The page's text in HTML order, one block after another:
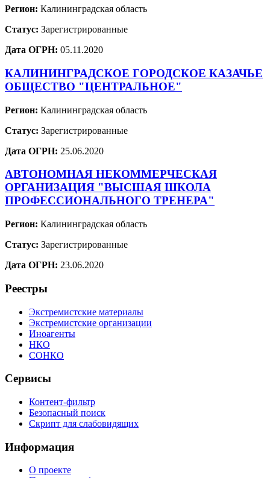
Регион: Калининградская область
Статус: Зарегистрированные
Дата ОГРН: 05.11.2020
КАЛИНИНГРАДСКОЕ ГОРОДСКОЕ КАЗАЧЬЕ
ОБЩЕСТВО "ЦЕНТРАЛЬНОЕ"
Регион: Калининградская область
Статус: Зарегистрированные
Дата ОГРН: 25.06.2020
АВТОНОМНАЯ НЕКОММЕРЧЕСКАЯ
ОРГАНИЗАЦИЯ "ВЫСШАЯ ШКОЛА
ПРОФЕССИОНАЛЬНОГО ТРЕНЕРА"
Регион: Калининградская область
Статус: Зарегистрированные
Дата ОГРН: 23.06.2020
Реестры
Экстремистские материалы
Экстремистские организации
Иноагенты
НКО
СОНКО
Сервисы
Контент-фильтр
Безопасный поиск
Скрипт для слабовидящих
Информация
О проекте